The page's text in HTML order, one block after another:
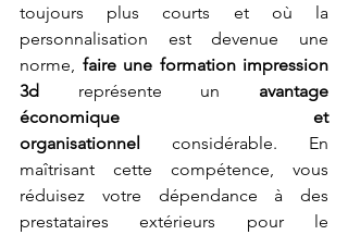
toujours plus courts et où la
personnalisation est devenue une
norme, faire une formation impression
3d représente un avantage
économique et
organisationnel considérable. En
maîtrisant cette compétence, vous
réduisez votre dépendance à des
prestataires extérieurs pour le